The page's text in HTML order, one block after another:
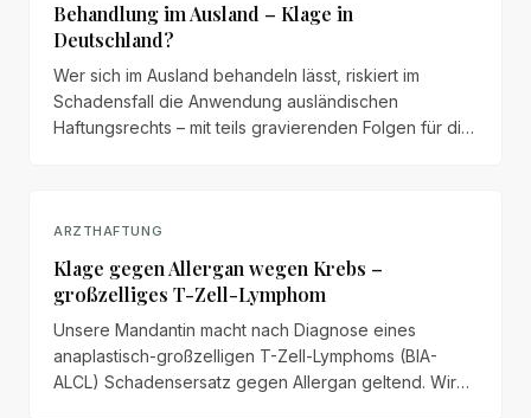
Behandlung im Ausland – Klage in
Deutschland?
Wer sich im Ausland behandeln lässt, riskiert im
Schadensfall die Anwendung ausländischen
Haftungsrechts – mit teils gravierenden Folgen für die
ARZTHAFTUNG
Klage gegen Allergan wegen Krebs –
großzelliges T-Zell-Lymphom
Unsere Mandantin macht nach Diagnose eines
anaplastisch-großzelligen T-Zell-Lymphoms (BIA-
ALCL) Schadensersatz gegen Allergan geltend. Wir